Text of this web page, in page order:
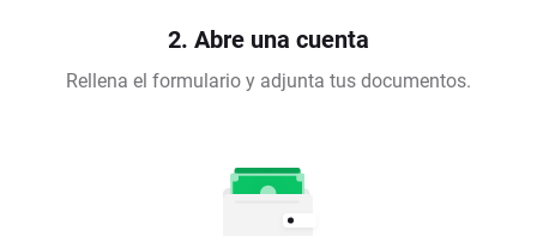
2. Abre una cuenta
Rellena el formulario y adjunta tus documentos.